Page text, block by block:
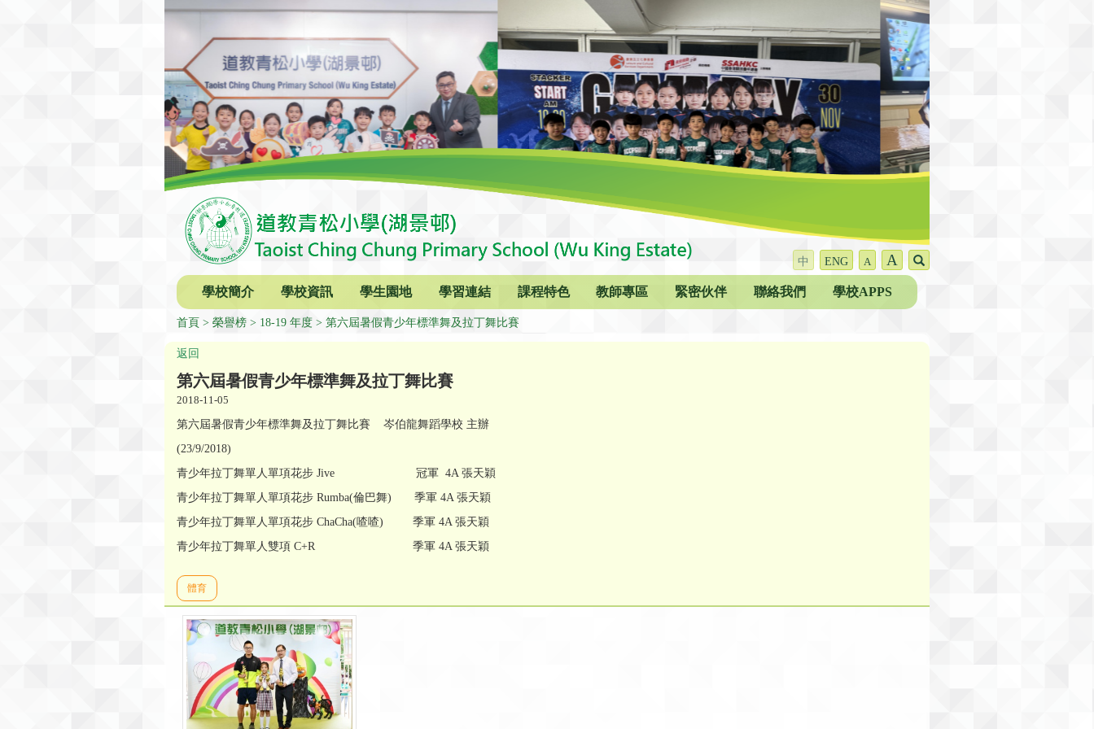
中 ENG A A
學校簡介 學校資訊 學生園地 學習連結 課程特色 教師專區 緊密伙伴 聯絡我們 學校APPS
首頁 榮譽榜 18-19 年度 第六屆暑假青少年標準舞及拉丁舞比賽
返回
第六屆暑假青少年標準舞及拉丁舞比賽
2018-11-05
第六屆暑假青少年標準舞及拉丁舞比賽 岑伯龍舞蹈學校 主辦
(23/9/2018)
青少年拉丁舞單人單項花步 Jive 冠軍 4A 張天穎
青少年拉丁舞單人單項花步 Rumba(倫巴舞) 季軍 4A 張天穎
青少年拉丁舞單人單項花步 ChaCha(喳喳) 季軍 4A 張天穎
青少年拉丁舞單人雙項 C+R 季軍 4A 張天穎
體育